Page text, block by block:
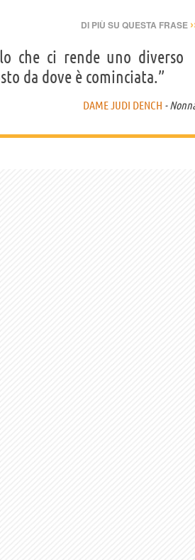
DI PIÙ SU QUESTA FRASE
che ci rende uno diverso
da dove è cominciata.”
DAME JUDI DENCH -